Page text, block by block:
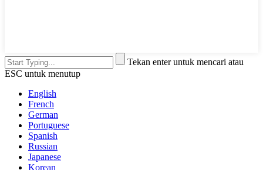
Tekan enter untuk mencari atau
ESC untuk menutup
English
French
German
Portuguese
Spanish
Russian
Japanese
Korean